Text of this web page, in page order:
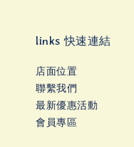
links 快速連結
店面位置
聯繫我們
最新優惠活動
會員專區